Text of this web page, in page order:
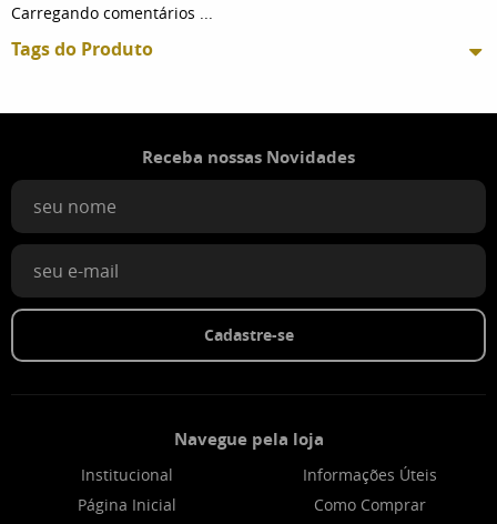
Carregando comentários ...
Tags do Produto
Receba nossas Novidades
Cadastre-se
Navegue pela loja
Institucional
Página Inicial
Informações Úteis
Como Comprar